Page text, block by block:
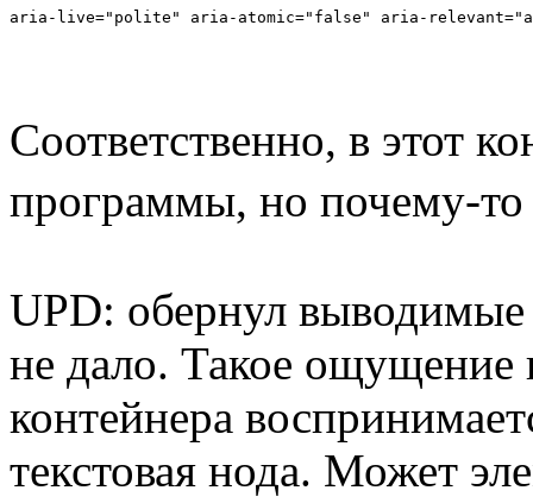
aria-live="polite" aria-atomic="false" aria-
Соответственно, в этот
программы, но почему-то
UPD: обернул выводимые
не дало. Такое ощущение
контейнера
текстовая нода. Может